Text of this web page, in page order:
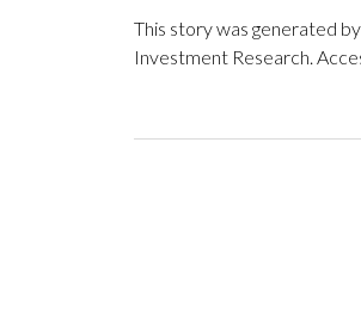
This story was generated by
Investment Research.